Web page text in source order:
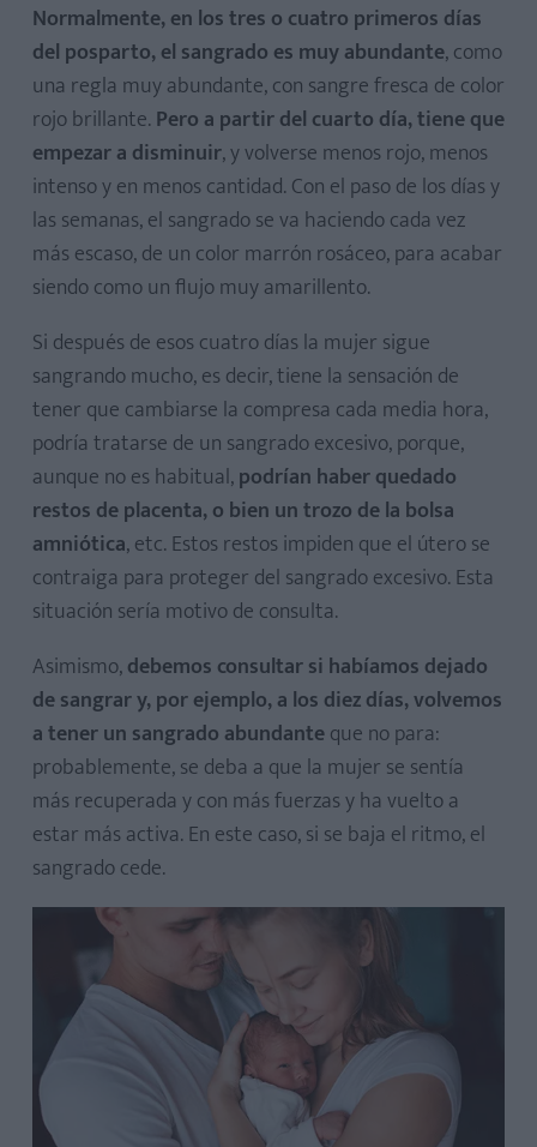
Normalmente, en los tres o cuatro primeros días
del posparto, el sangrado es muy abundante, como
una regla muy abundante, con sangre fresca de color
rojo brillante. Pero a partir del cuarto día, tiene que
empezar a disminuir, y volverse menos rojo, menos
intenso y en menos cantidad. Con el paso de los días y
las semanas, el sangrado se va haciendo cada vez
más escaso, de un color marrón rosáceo, para acabar
siendo como un flujo muy amarillento.
Si después de esos cuatro días la mujer sigue
sangrando mucho, es decir, tiene la sensación de
tener que cambiarse la compresa cada media hora,
podría tratarse de un sangrado excesivo, porque,
aunque no es habitual,podrían haber quedado
restos de placenta, o bien un trozo de la bolsa
amniótica, etc. Estos restos impiden que el útero se
contraiga para proteger del sangrado excesivo. Esta
situación sería motivo de consulta.
Asimismo,debemos consultar si habíamos dejado
de sangrar y, por ejemplo, a los diez días, volvemos
a tener un sangrado abundanteque no para:
probablemente, se deba a que la mujer se sentía
más recuperada y con más fuerzas y ha vuelto a
estar más activa. En este caso, si se baja el ritmo, el
sangrado cede.